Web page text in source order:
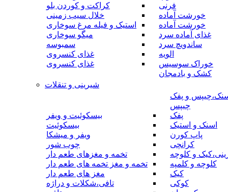
فرنی
خورشت آماده
خورشت آماده
غذای آماده سرد
ساندویچ سرد
الویه
خوراک سوسیس
کشک و بادمجان
کراکت و کوردن بلو
خلال سیب زمینی
استیک و فیله مرغ سوخاری
میگو سوخاری
سمبوسه
غذای کنسروی
غذای کنسروی
شیرینی و تنقلات
و پفک
چیپس
پفک
اسنک و استیک
پاپ کورن
کرانچی
و کلوچه
کلوچه و کلمپه
کیک
کوکی
بیسکوئیت و ویفر
بیسکوئیت
ویفر و میشکا
چوب شور
تخمه و مغزهای طعم دار
تخمه و مغز تخمه های طعم دار
مغز های طعم دار
تافی،شکلات و دراژه